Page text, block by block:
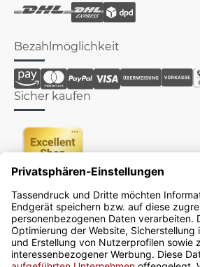
Bezahlmöglichkeit
Sicher kaufen